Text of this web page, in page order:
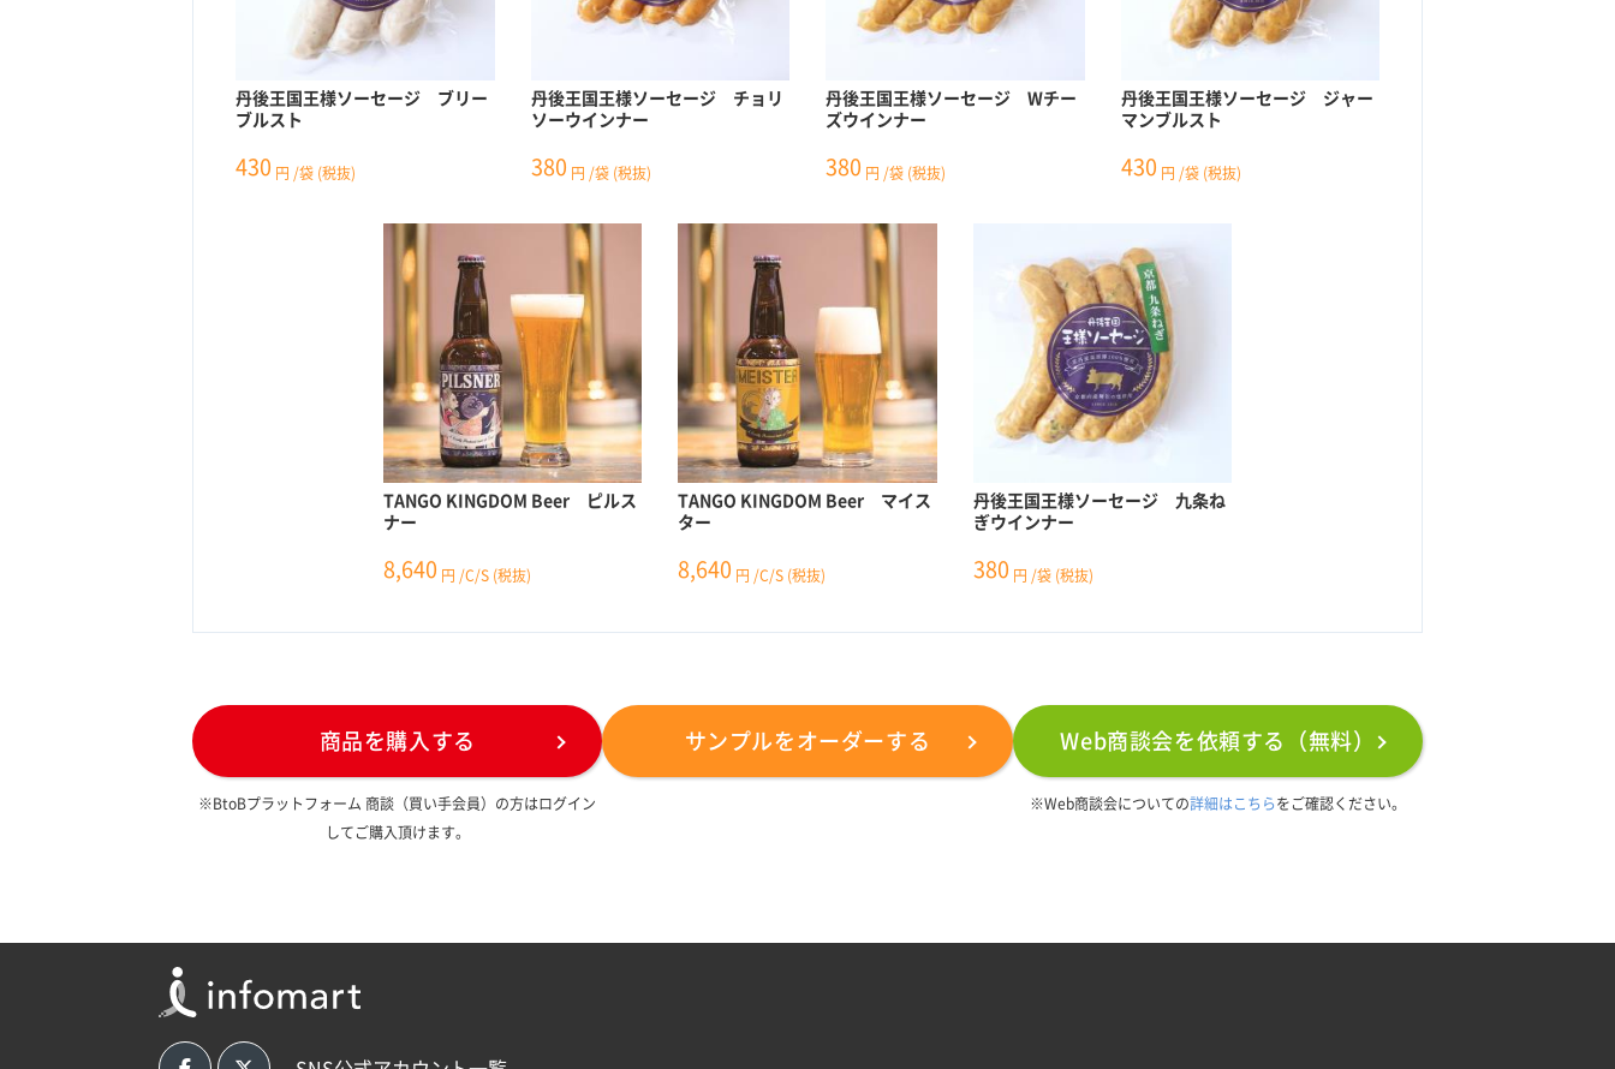
丹後王国王様ソーセージ ブリー
ブルスト
430 円 /袋 (税抜)
丹後王国王様ソーセージ チョリ
ソーウインナー
380 円 /袋 (税抜)
丹後王国王様ソーセージ Wチー
ズウインナー
380 円 /袋 (税抜)
丹後王国王様ソーセージ ジャー
マンブルスト
430 円 /袋 (税抜)
TANGO KINGDOM Beer ピルス
ナー
8,640 円 /C/S (税抜)
TANGO KINGDOM Beer マイス
ター
8,640 円 /C/S (税抜)
丹後王国王様ソーセージ 九条ね
ぎウインナー
380 円 /袋 (税抜)
商品を購入する
※BtoBプラットフォーム 商談（買い手会員）の方はログイン
してご購入頂けます。
サンプルをオーダーする Web商談会を依頼する（無料）
※Web商談会についての詳細はこちらをご確認ください。